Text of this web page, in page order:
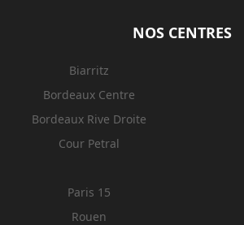
NOS CENTRES
Biarritz
Bordeaux Centre
Bordeaux Rive Droite
Cour Petral
Paris 15
Rouen